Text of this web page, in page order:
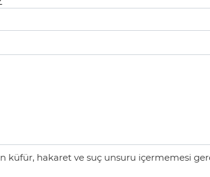
küfür, hakaret ve suç unsuru içermemesi